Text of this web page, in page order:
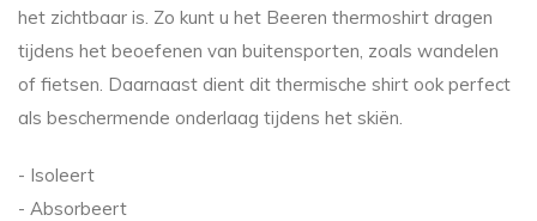
het zichtbaar is. Zo kunt u het Beeren thermoshirt dragen
tijdens het beoefenen van buitensporten, zoals wandelen
of fietsen. Daarnaast dient dit thermische shirt ook perfect
als beschermende onderlaag tijdens het skiën.
- Isoleert
- Absorbeert